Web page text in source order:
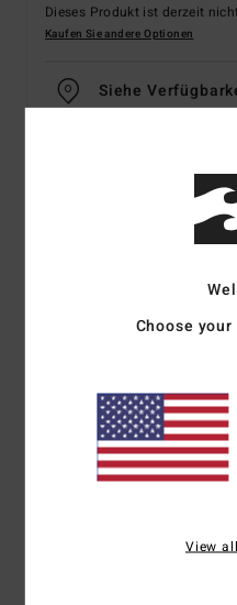
Dieses Produkt ist derzeit
Kaufen Sie andere Optionen
Siehe
Details & Funktionen
52 % Baumwolle / 48 %
Zusammensetzung55 %
Versand &
Choose
View